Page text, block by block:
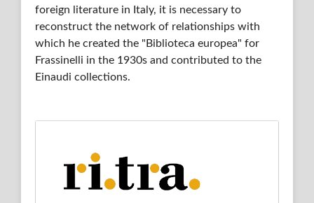
foreign literature in Italy, it is necessary to
reconstruct the network of relationships with
which he created the "Biblioteca europea" for
Frassinelli in the 1930s and contributed to the
Einaudi collections.